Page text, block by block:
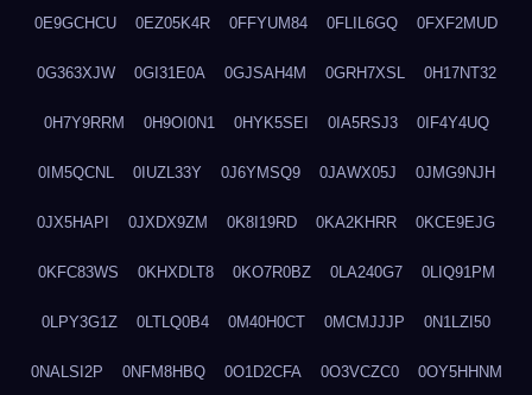
0E9GCHCU 0EZ05K4R 0FFYUM84 0FLIL6GQ 0FXF2MUD
0G363XJW 0GI31E0A 0GJSAH4M 0GRH7XSL 0H17NT32
0H7Y9RRM 0H9OI0N1 0HYK5SEI 0IA5RSJ3 0IF4Y4UQ
0IM5QCNL 0IUZL33Y 0J6YMSQ9 0JAWX05J 0JMG9NJH
0JX5HAPI 0JXDX9ZM 0K8I19RD 0KA2KHRR 0KCE9EJG
0KFC83WS 0KHXDLT8 0KO7R0BZ 0LA240G7 0LIQ91PM
0LPY3G1Z 0LTLQ0B4 0M40H0CT 0MCMJJJP 0N1LZI50
0NALSI2P 0NFM8HBQ 0O1D2CFA 0O3VCZC0 0OY5HHNM